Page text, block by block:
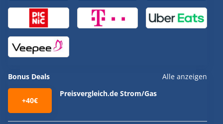
Bonus Deals Alle anzeigen
+40€
Preisvergleich.de Strom/Gas